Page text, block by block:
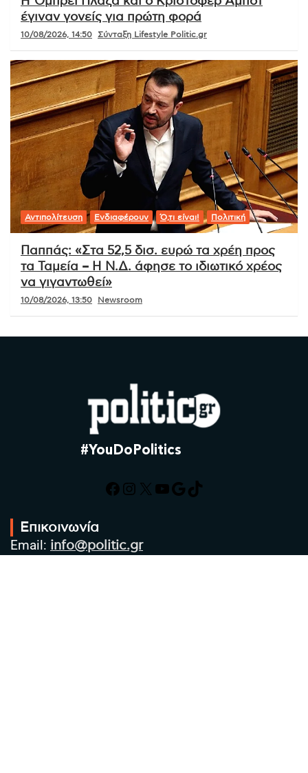
έγιναν γονείς για πρώτη φορά
10/08/2026, 14:50 Σύνταξη Lifestyle Politic.gr
Αντιπολίτευση Ενδιαφέρουν Ό,τι είναι! Πολιτική
Παππάς: «Στα 52,5 δισ. ευρώ τα χρέη προς
τα Ταμεία – Η Ν.Δ. άφησε το ιδιωτικό χρέος
να γιγαντωθεί»
10/08/2026, 13:50 Newsroom
#YouDoPolitics
Facebook
Instagram
X YouTube
Google
TikTok
Επικοινωνία
Email: info@politic.gr